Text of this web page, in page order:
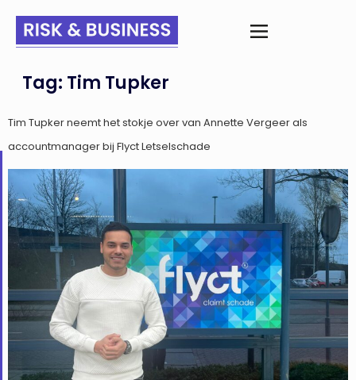
Tag: Tim Tupker
Tim Tupker neemt het stokje over van Annette Vergeer als
accountmanager bij Flyct Letselschade